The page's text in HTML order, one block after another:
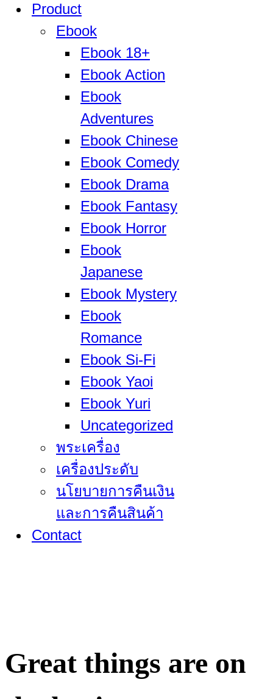
Product
Ebook
Ebook 18+
Ebook Action
Ebook
Adventures
Ebook Chinese
Ebook Comedy
Ebook Drama
Ebook Fantasy
Ebook Horror
Ebook
Japanese
Ebook Mystery
Ebook
Romance
Ebook Si-Fi
Ebook Yaoi
Ebook Yuri
Uncategorized
พระเครื่อง
เครื่องประดับ
นโยบายการคืนเงิน
และการคืนสินค้า
Contact
Great things are on